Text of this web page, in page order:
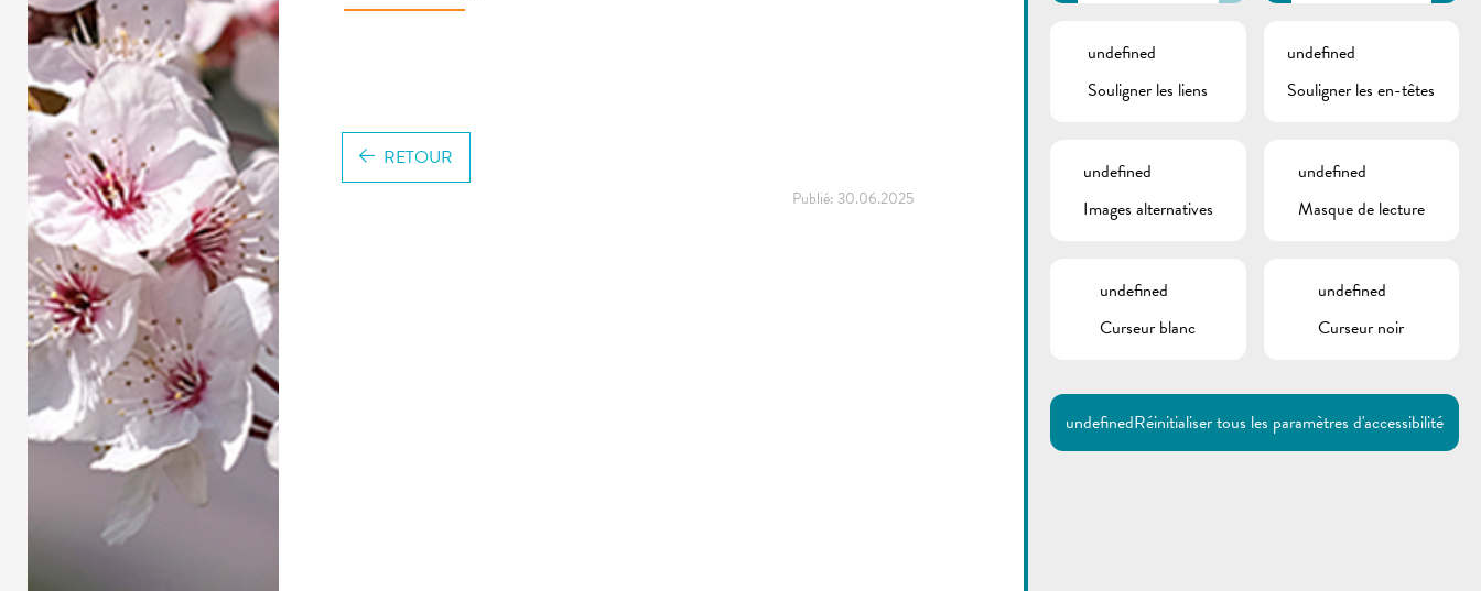
Utilisez la recherche pour
Comme par exemple des contacts, des
informations ou de documents.
Publié: 30.06.2025
RETOUR
undefined
Souligner les liens
undefined
Souligner les en-têtes
undefined
Images alternatives
undefined
Masque de lecture
undefined
Curseur blanc
undefined
Curseur noir
undefinedRéinitialiser tous les paramètres d'accessibilité